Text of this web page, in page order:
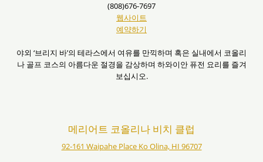
(808)676-7697
웹사이트
예약하기
야외 ‘브리지 바’의 테라스에서 여유를 만끽하며 혹은 실내에서 코올리
나 골프 코스의 아름다운 절경을 감상하며 하와이안 퓨전 요리를 즐겨
보십시오.
메리어트 코올리나 비치 클럽
92-161 Waipahe Place Ko Olina, HI 96707